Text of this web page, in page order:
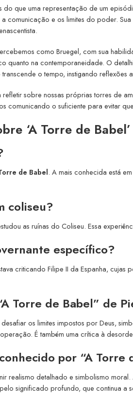
do que uma representação de um
comunicação e os limites do poder.
como Bruegel, com sua
quanto na contemporaneidade. O
o tempo, instigando reflexões
sobre nossas próprias torres de
comunicando o suficiente para evitar
‘A Torre de
de Babel. A mais conhecida está
coliseu?
as ruínas do Coliseu. Essa
específico?
criticando Filipe II da Espanha, cujas
Torre de Babel” de
os limites impostos por Deus,
É também uma crítica à
por “A Torre
realismo detalhado e simbolismo moral.
significado profundo, que continua a